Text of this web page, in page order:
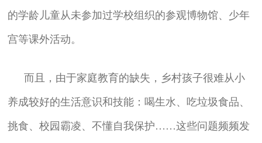
的学龄儿童从未参加过学校组织的参观博物馆、少年
宫等课外活动。
而且，由于家庭教育的缺失，乡村孩子很难从小
养成较好的生活意识和技能：喝生水、吃垃圾食品、
挑食、校园霸凌、不懂自我保护……这些问题频频发